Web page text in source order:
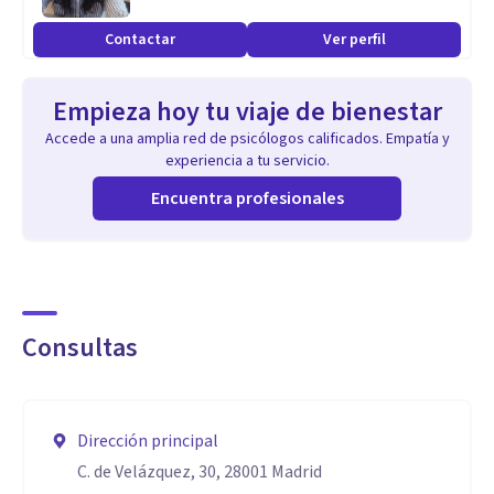
Psicología Forense).
-Grado en Criminología.
Experta en:
-EMDR (Nivel I y II) y formación avanzada.
-Violencia de Género.
-Sistemas de la Familia Interna (IFS).
-Trauma, apego y disociación.
Contactar Ver perfil
Empieza hoy tu viaje de bienestar
Accede a una amplia red de psicólogos calificados. Empatía y
experiencia a tu servicio.
Encuentra profesionales
Consultas
Dirección principal
C. de Velázquez, 30, 28001 Madrid